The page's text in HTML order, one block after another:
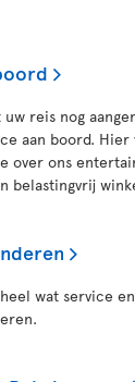
uw reis nog
aan boord.
over ons
belastingvrij
wat service